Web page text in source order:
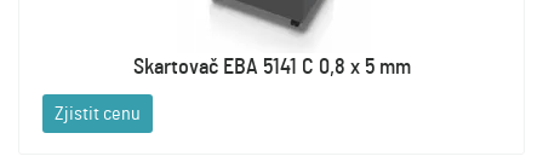
Skartovač EBA 5141 C 0,8 x 5 mm
Zjistit cenu